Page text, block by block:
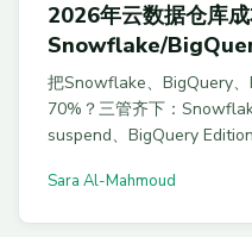
2026年云数据仓库
Snowflake/
把Snowflake、BigQuery
70%？三管齐下：
suspend、BigQuery
FinOps治理清单，含多个真
Sara Al-Mahmoud